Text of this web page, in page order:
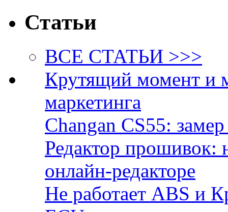
Статьи
ВСЕ СТАТЬИ >>>
Крутящий момент и
маркетинга
Changan CS55:
Редактор прошивок:
онлайн-редакторе
Не работает ABS и